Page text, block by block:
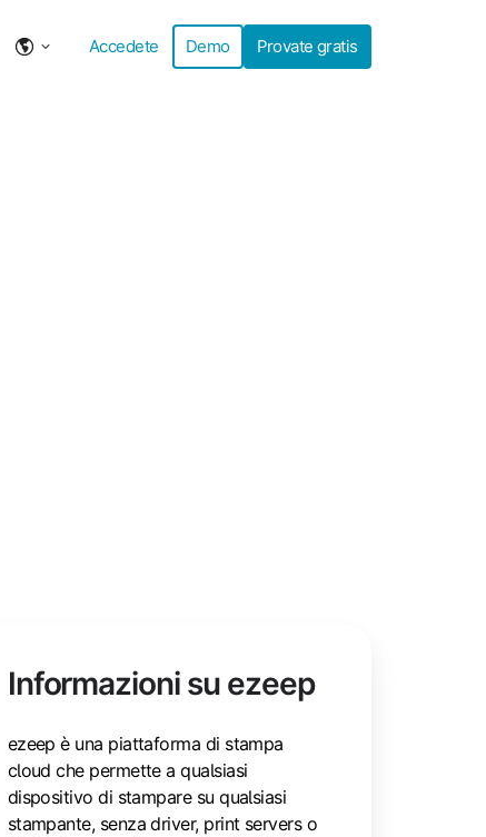
Accedete Demo Provate gratis
Informazioni su ezeep
ezeep è una piattaforma di stampa
cloud che permette a qualsiasi
dispositivo di stampare su qualsiasi
stampante, senza driver, print servers o